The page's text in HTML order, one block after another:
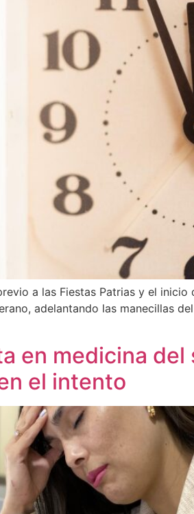
a las Fiestas Patrias y el
adelantando las manecillas
en medicina
el intento